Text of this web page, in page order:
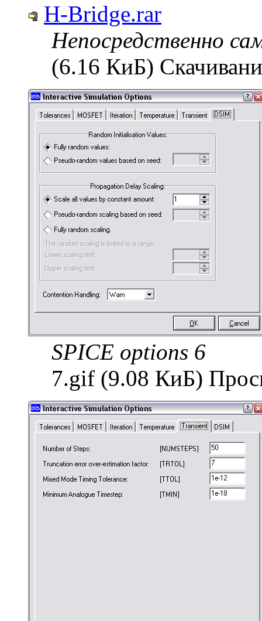
H-Bridge.rar
Непосредственно
(6.16 КиБ)
SPICE options 6
7.gif (9.08 КиБ)